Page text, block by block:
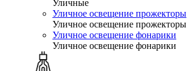
Уличные
Уличное освещение прожекторы
Уличное освещение прожекторы
Уличное освещение фонарики
Уличное освещение фонарики